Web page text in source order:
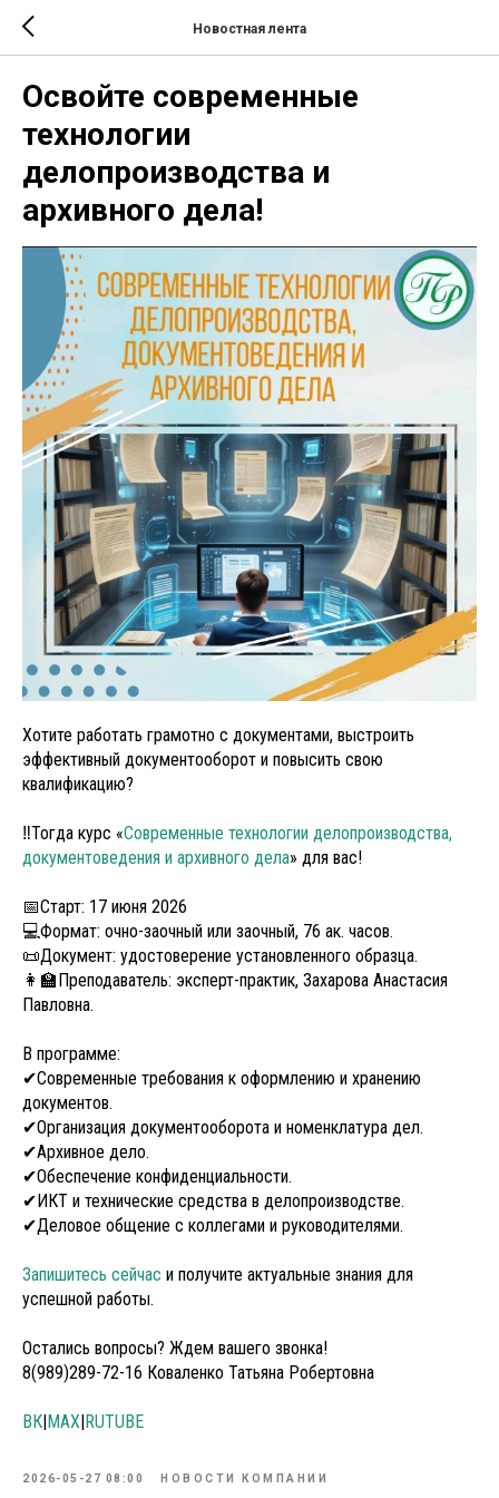
Новостная лента
Освойте современные
технологии
делопроизводства и
архивного дела!
Хотите работать грамотно с документами, выстроить
эффективный документооборот и повысить свою
квалификацию?
‼Тогда курс «Современные технологии делопроизводства,
документоведения и архивного дела» для вас!
📅Старт: 17 июня 2026
💻Формат: очно-заочный или заочный, 76 ак. часов.
📜Документ: удостоверение установленного образца.
👩‍🏫Преподаватель: эксперт-практик, Захарова Анастасия
Павловна.
В программе:
✔Современные требования к оформлению и хранению
документов.
✔Организация документооборота и номенклатура дел.
✔Архивное дело.
✔Обеспечение конфиденциальности.
✔ИКТ и технические средства в делопроизводстве.
✔Деловое общение с коллегами и руководителями.
Запишитесь сейчас и получите актуальные знания для
успешной работы.
Остались вопросы? Ждем вашего звонка!
8(989)289-72-16 Коваленко Татьяна Робертовна
ВК|МАХ|RUTUBE
2026-05-27 08:00 НОВОСТИ КОМПАНИИ